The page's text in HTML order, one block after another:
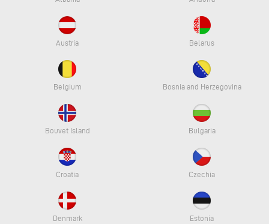
Austria Belarus
Belgium Bosnia and Herzegovina
Bouvet Island Bulgaria
Croatia Czechia
Denmark Estonia